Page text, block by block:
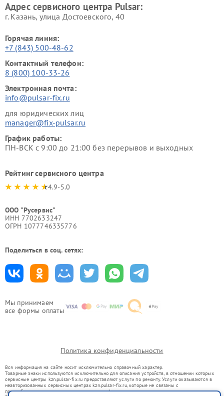
Мы принимаем
все формы оплаты
Адрес сервисного центра Pulsar:
г. Казань, улица Достоевского, 40
Горячая линия:
+7 (843) 500-48-62
Контактный телефон:
8 (800) 100-33-26
Электронная почта:
info@pulsar-fix.ru
для юридических лиц
manager@fix-pulsar.ru
График работы:
ПН-ВСК с 9:00 до 21:00 без перерывов и выходных
Рейтинг сервисного центра
4.9-5.0
ООО "Русервис"
ИНН 7702633247
ОГРН 1077746335776
Поделиться в соц. сетях:
Политика конфиденциальности
Вся информация на сайте носит исключительно справочный характер.
Товарные знаки используются исключительно для описания устройств, в отношении которых
сервисные центры kzn.pulsar-fix.ru предоставляют услуги по ремонту. Услуги оказываются в
неавторизованных сервисных центрах kzn.pulsar-fix.ru, которые не связаны с
правообладателями товарных знаков или их официальными представителями.